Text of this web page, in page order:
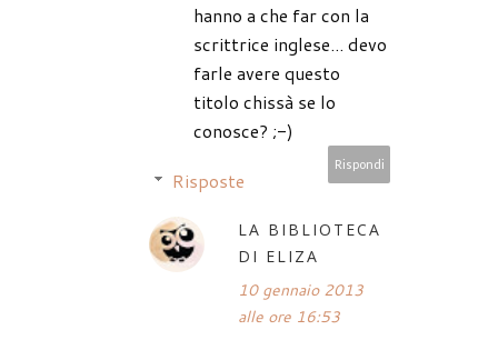
hanno a che far con la
scrittrice inglese... devo
farle avere questo
titolo chissà se lo
conosce? ;-)
Rispondi
Risposte
LA BIBLIOTECA
DI ELIZA
10 gennaio 2013
alle ore 16:53